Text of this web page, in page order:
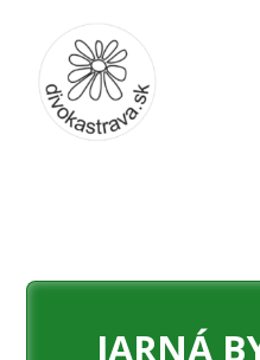
JARNÁ